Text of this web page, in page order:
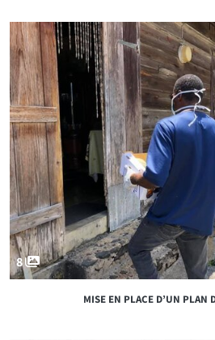
8
MISE EN PLACE D’UN PLAN